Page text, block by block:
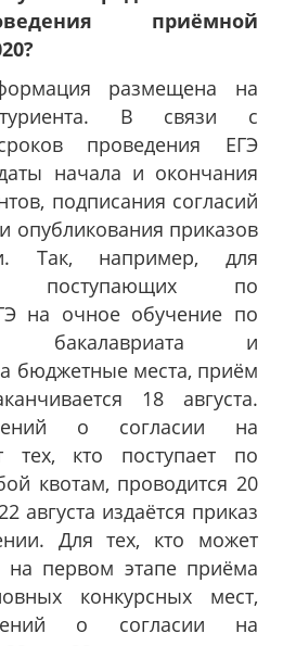
приёмной
размещена на
В связи с
проведения ЕГЭ
начала и окончания
подписания согласий
опубликования приказов
Так, например, для
поступающих по
на очное обучение по
бакалавриата и
бюджетные места, приём
18 августа.
о согласии на
тех, кто поступает по
квотам, проводится 20
августа издаётся приказ
Для тех, кто может
на первом этапе приёма
конкурсных мест,
о согласии на